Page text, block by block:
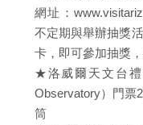
網址：
不定期與舉辦抽獎
卡，即可參加抽獎
★洛威爾天文台禮
Observatory）門票
筒